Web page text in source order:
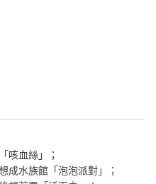
咳血絲」；
成水族館「泡泡派對」；